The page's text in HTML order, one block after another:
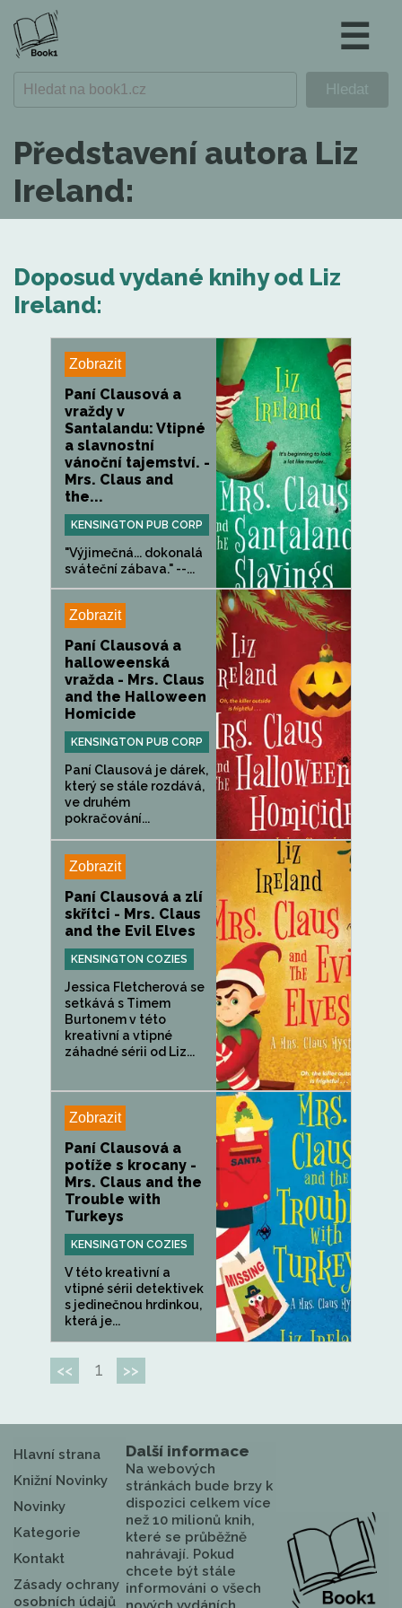
☰
Představení autora Liz
Ireland:
Doposud vydané knihy od Liz
Ireland:
Zobrazit
Paní Clausová a
vraždy v
Santalandu: Vtipné
a slavnostní
vánoční tajemství. -
Mrs. Claus and
the...
KENSINGTON PUB CORP
"Výjimečná... dokonalá
sváteční zábava." --...
Zobrazit
Paní Clausová a
halloweenská
vražda - Mrs. Claus
and the Halloween
Homicide
KENSINGTON PUB CORP
Paní Clausová je dárek,
který se stále rozdává,
ve druhém
pokračování...
Zobrazit
Paní Clausová a zlí
skřítci - Mrs. Claus
and the Evil Elves
KENSINGTON COZIES
Jessica Fletcherová se
setkává s Timem
Burtonem v této
kreativní a vtipné
záhadné sérii od Liz...
Zobrazit
Paní Clausová a
potíže s krocany -
Mrs. Claus and the
Trouble with
Turkeys
KENSINGTON COZIES
V této kreativní a
vtipné sérii detektivek
s jedinečnou hrdinkou,
která je...
<< 1 >>
Hlavní strana
Knižní Novinky
Novinky
Kategorie
Kontakt
Zásady ochrany
osobních údajů
Další informace
Na webových
stránkách bude brzy k
dispozici celkem více
než 10 milionů knih,
které se průběžně
nahrávají. Pokud
chcete být stále
informováni o všech